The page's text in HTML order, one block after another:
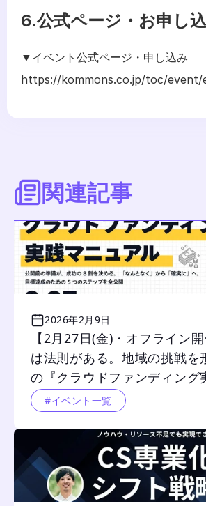
6.公式ページ・お申し
▼イベント公式ページ・申し込み
https://kommons.co.jp/toc/event/
関連記事
2026年2月9日
【2月27日(金)・オフライン
は法則がある。地域の挑戦を
の『クラウドファンディング
ル』#イベント一覧